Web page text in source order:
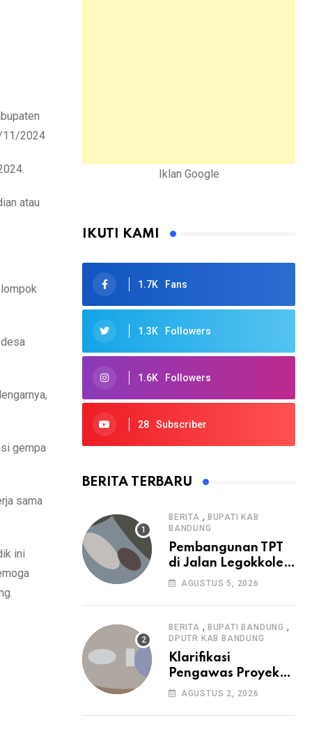
11/2024
atau
gempa
sama
ini
Iklan Google
IKUTI KAMI
1.7K Fans
1.3K Followers
1.6K Followers
28 Subscriber
BERITA TERBARU
BERITA , BUPATI KAB
BANDUNG
Pembangunan TPT
di Jalan Legokkole
Rawabogo Disorot
Tanpa Papan
Informasi Proyek
AGUSTUS 5, 2026
BERITA , BUPATI BANDUNG ,
DPUTR KAB BANDUNG
Klarifikasi
Pengawas Proyek
Citiis Terkait
Pengawasan K3
AGUSTUS 2, 2026